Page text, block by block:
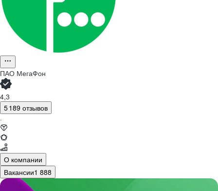
ПАО МегаФон
4,3
5 189 отзывов
·
О компании
Вакансии1 888